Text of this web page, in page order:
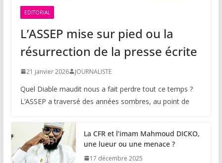
EDITORIAL
L’ASSEP mise sur pied ou la
résurrection de la presse écrite
21 janvier 2026 JOURNALISTE
Quel Diable maudit nous a fait perdre tout ce temps ?
L’ASSEP a traversé des années sombres, au point de
La CFR et l’imam Mahmoud DICKO,
une lueur ou une menace ?
17 décembre 2025